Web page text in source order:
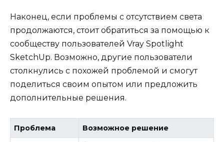
Наконец, если проблемы с отсутствием света
продолжаются, стоит обратиться за помощью к
сообществу пользователей Vray Spotlight
SketchUp. Возможно, другие пользователи
столкнулись с похожей проблемой и смогут
поделиться своим опытом или предложить
дополнительные решения.
Проблема Возможное решение